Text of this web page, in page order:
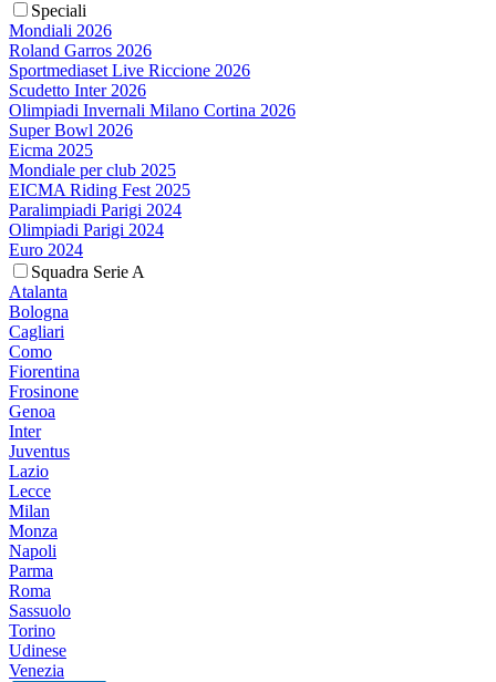
Speciali
Mondiali 2026
Roland Garros 2026
Sportmediaset Live Riccione 2026
Scudetto Inter 2026
Olimpiadi Invernali Milano Cortina 2026
Super Bowl 2026
Eicma 2025
Mondiale per club 2025
EICMA Riding Fest 2025
Paralimpiadi Parigi 2024
Olimpiadi Parigi 2024
Euro 2024
Squadra Serie A
Atalanta
Bologna
Cagliari
Como
Fiorentina
Frosinone
Genoa
Inter
Juventus
Lazio
Lecce
Milan
Monza
Napoli
Parma
Roma
Sassuolo
Torino
Udinese
Venezia